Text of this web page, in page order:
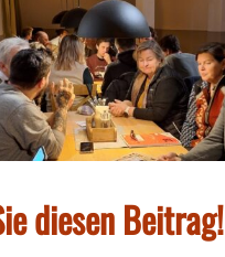
diesen Beitrag!